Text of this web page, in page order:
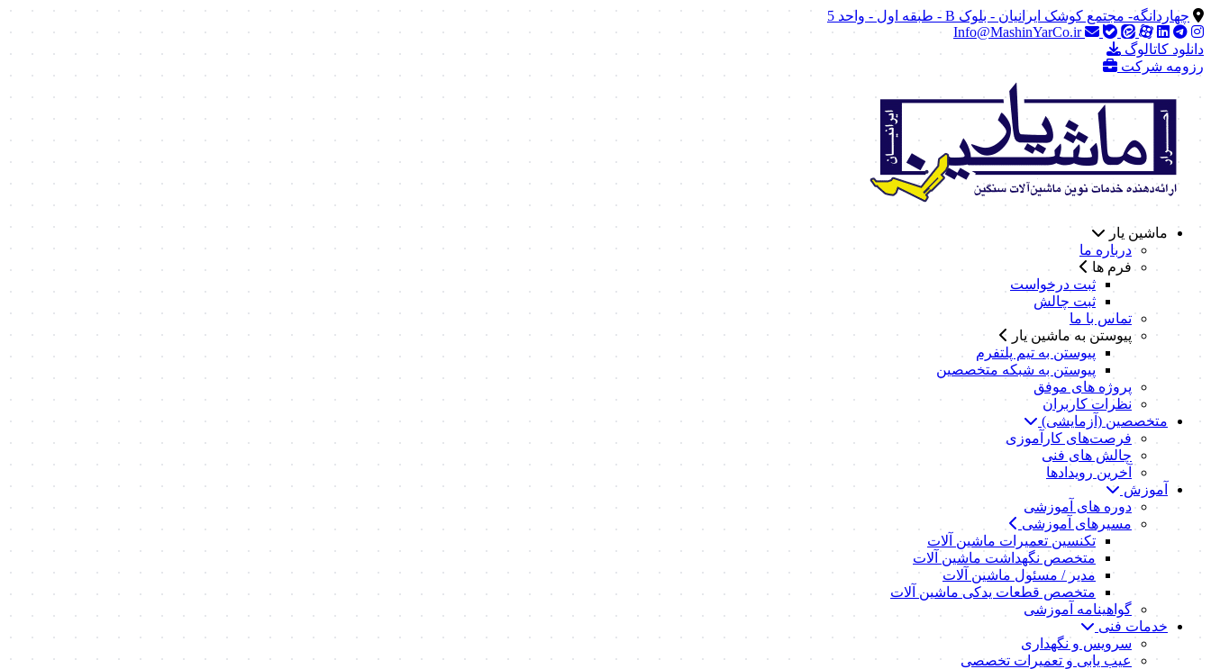
چهاردانگه- مجتمع کوشک ایرانیان - بلوک B - طبقه اول - واحد 5
Info@MashinYarCo.ir
دانلود کاتالوگ
رزومه شرکت
ماشین یار
درباره ما
فرم ها
ثبت درخواست
ثبت چالش
تماس با ما
پیوستن به ماشین یار
پیوستن به تیم پلتفرم
پیوستن به شبکه متخصصین
پروژه های موفق
نظرات کاربران
متخصصین (آزمایشی)
فرصت‌های کارآموزی
چالش های فنی
آخرین رویدادها
آموزش
دوره های آموزشی
مسیرهای آموزشی
تکنسین تعمیرات ماشین آلات
متخصص نگهداشت ماشین آلات
مدیر / مسئول ماشین آلات
متخصص قطعات یدکی ماشین آلات
گواهینامه آموزشی
خدمات فنی
سرویس و نگهداری
عیب یابی و تعمیرات تخصصی